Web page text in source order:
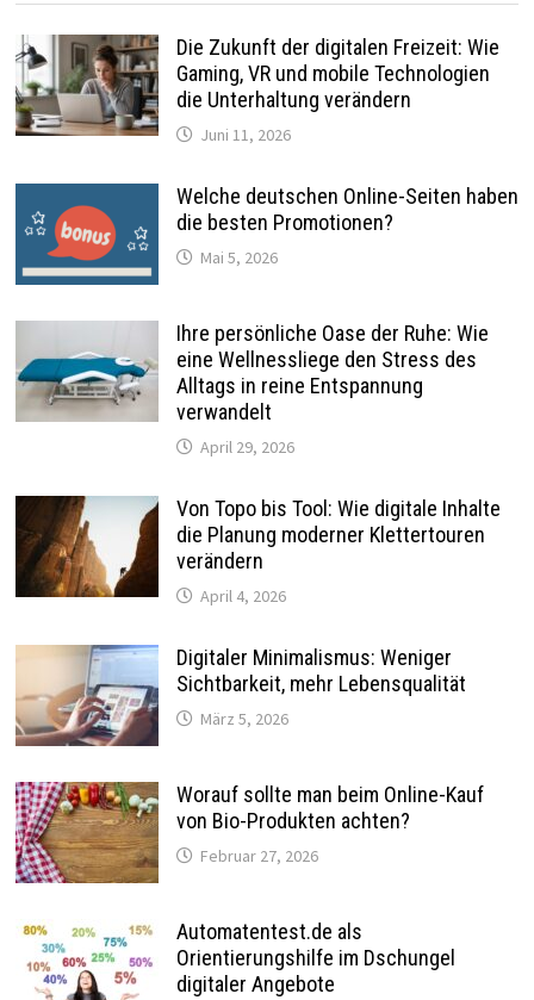
Die Zukunft der digitalen Freizeit: Wie
Gaming, VR und mobile Technologien
die Unterhaltung verändern
Juni 11, 2026
Welche deutschen Online-Seiten haben
die besten Promotionen?
Mai 5, 2026
Ihre persönliche Oase der Ruhe: Wie
eine Wellnessliege den Stress des
Alltags in reine Entspannung
verwandelt
April 29, 2026
Von Topo bis Tool: Wie digitale Inhalte
die Planung moderner Klettertouren
verändern
April 4, 2026
Digitaler Minimalismus: Weniger
Sichtbarkeit, mehr Lebensqualität
März 5, 2026
Worauf sollte man beim Online-Kauf
von Bio-Produkten achten?
Februar 27, 2026
Automatentest.de als
Orientierungshilfe im Dschungel
digitaler Angebote